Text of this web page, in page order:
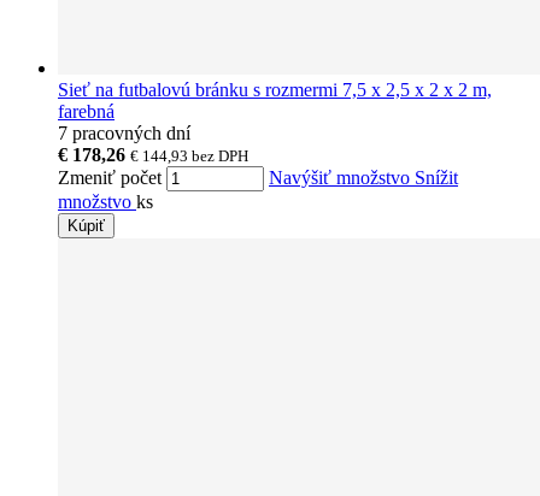
Sieť na futbalovú bránku s rozmermi 7,5 x 2,5 x 2 x 2 m,
farebná
7 pracovných dní
€ 178,26 € 144,93 bez DPH
Zmeniť počet Navýšiť množstvo Snížit
množstvo ks
Kúpiť